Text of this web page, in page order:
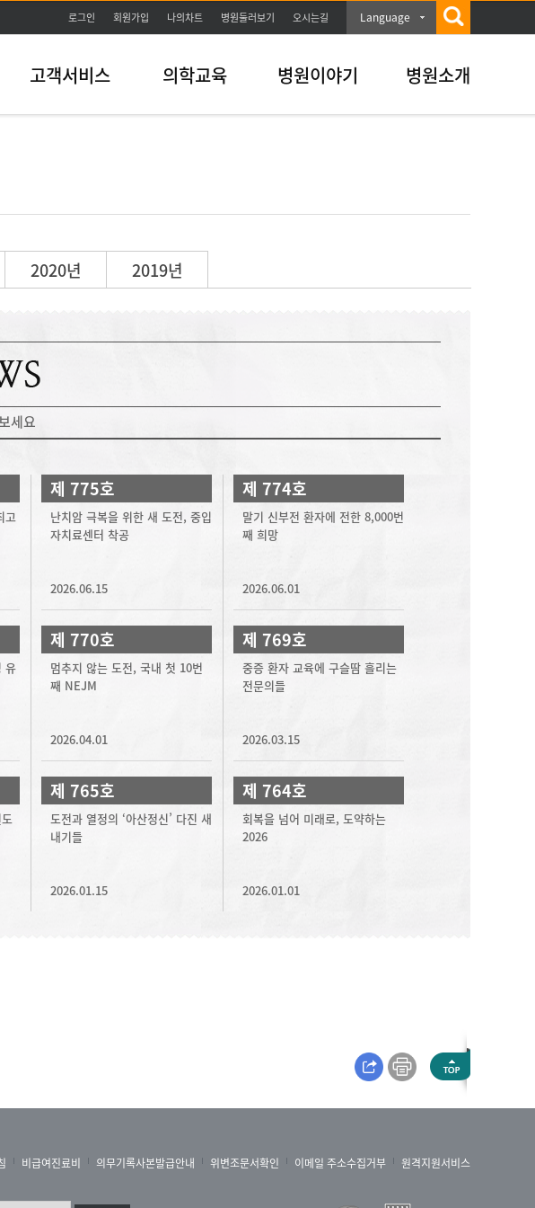
로그인 회원가입 나의차트 병원둘러보기 오시는길 Language
고객서비스 의학교육 병원이야기 병원소개
2020년 2019년
세요
고
제 775호
난치암 극복을 위한 새 도전, 중입
자치료센터 착공
2026.06.15
제 774호
말기 신부전 환자에 전한 8,000번
째 희망
2026.06.01
유
제 770호
멈추지 않는 도전, 국내 첫 10번
째 NEJM
2026.04.01
제 769호
중증 환자 교육에 구슬땀 흘리는
전문의들
2026.03.15
제 765호
도전과 열정의 ‘아산정신’ 다진 새
내기들
2026.01.15
제 764호
회복을 넘어 미래로, 도약하는
2026
2026.01.01
비급여진료비 의무기록사본발급안내 위변조문서확인 이메일 주소수집거부 원격지원서비스